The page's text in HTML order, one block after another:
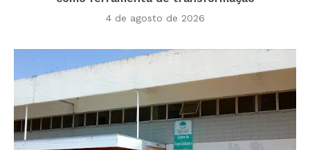
4 de agosto de 2026